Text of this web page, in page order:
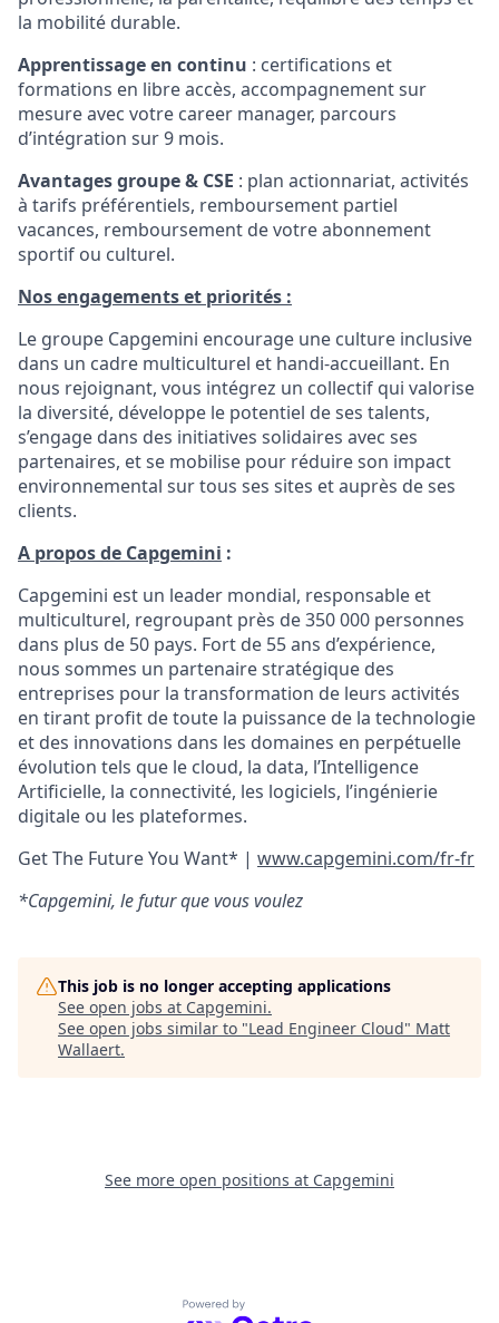
la mobilité durable.
Apprentissage en continu : certifications et
formations en libre accès, accompagnement sur
mesure avec votre career manager, parcours
d’intégration sur 9 mois.
Avantages groupe & CSE : plan actionnariat, activités
à tarifs préférentiels, remboursement partiel
vacances, remboursement de votre abonnement
sportif ou culturel.
Nos engagements et priorités :
Le groupe Capgemini encourage une culture inclusive
dans un cadre multiculturel et handi-accueillant. En
nous rejoignant, vous intégrez un collectif qui valorise
la diversité, développe le potentiel de ses talents,
s’engage dans des initiatives solidaires avec ses
partenaires, et se mobilise pour réduire son impact
environnemental sur tous ses sites et auprès de ses
clients.
A propos de Capgemini :
Capgemini est un leader mondial, responsable et
multiculturel, regroupant près de 350 000 personnes
dans plus de 50 pays. Fort de 55 ans d’expérience,
nous sommes un partenaire stratégique des
entreprises pour la transformation de leurs activités
en tirant profit de toute la puissance de la technologie
et des innovations dans les domaines en perpétuelle
évolution tels que le cloud, la data, l’Intelligence
Artificielle, la connectivité, les logiciels, l’ingénierie
digitale ou les plateformes.
Get The Future You Want* | www.capgemini.com/fr-fr
*Capgemini, le futur que vous voulez
This job is no longer accepting applications
See open jobs at Capgemini.
See open jobs similar to "Lead Engineer Cloud" Matt
Wallaert.
See more open positions at Capgemini
Powered by Getro.com